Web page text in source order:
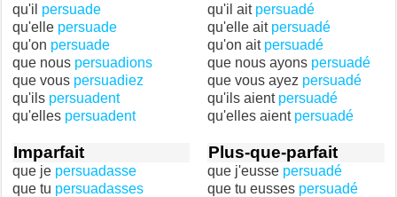
qu'il persuade
qu'elle persuade
qu'on persuade
que nous persuadions
que vous persuadiez
qu'ils persuadent
qu'elles persuadent
qu'il ait persuadé
qu'elle ait persuadé
qu'on ait persuadé
que nous ayons persuadé
que vous ayez persuadé
qu'ils aient persuadé
qu'elles aient persuadé
Imparfait
que je persuadasse
que tu persuadasses
Plus-que-parfait
que j'eusse persuadé
que tu eusses persuadé